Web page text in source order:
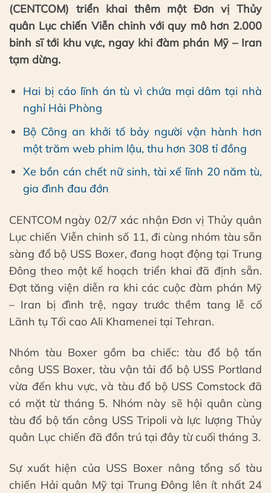
(CENTCOM) triển khai thêm một Đơn vị Thủy
quân Lục chiến Viễn chinh với quy mô hơn 2.000
binh sĩ tới khu vực, ngay khi đàm phán Mỹ – Iran
tạm dừng.
Hai bị cáo lĩnh án tù vì chứa mại dâm tại nhà
nghỉ Hải Phòng
Bộ Công an khởi tố bảy người vận hành hơn
một trăm web phim lậu, thu hơn 308 tỉ đồng
Xe bồn cán chết nữ sinh, tài xế lĩnh 20 năm tù,
gia đình đau đớn
CENTCOM ngày 02/7 xác nhận Đơn vị Thủy quân
Lục chiến Viễn chinh số 11, đi cùng nhóm tàu sẵn
sàng đổ bộ USS Boxer, đang hoạt động tại Trung
Đông theo một kế hoạch triển khai đã định sẵn.
Đợt tăng viện diễn ra khi các cuộc đàm phán Mỹ
– Iran bị đình trệ, ngay trước thềm tang lễ cố
Lãnh tụ Tối cao Ali Khamenei tại Tehran.
Nhóm tàu Boxer gồm ba chiếc: tàu đổ bộ tấn
công USS Boxer, tàu vận tải đổ bộ USS Portland
vừa đến khu vực, và tàu đổ bộ USS Comstock đã
có mặt từ tháng 5. Nhóm này sẽ hội quân cùng
tàu đổ bộ tấn công USS Tripoli và lực lượng Thủy
quân Lục chiến đã đồn trú tại đây từ cuối tháng 3.
Sự xuất hiện của USS Boxer nâng tổng số tàu
chiến Hải quân Mỹ tại Trung Đông lên ít nhất 24